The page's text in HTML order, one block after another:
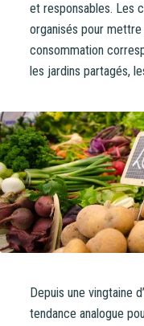
et responsables. Les
organisés pour
consommation
les jardins partagés,
Depuis une vingtaine
tendance analogue
votre espace
La souscription à
perte totale ou
appréhender ces
document
NB : si vous
(société, …), votre
validation par nos
Un problème, une
contactez-nous.